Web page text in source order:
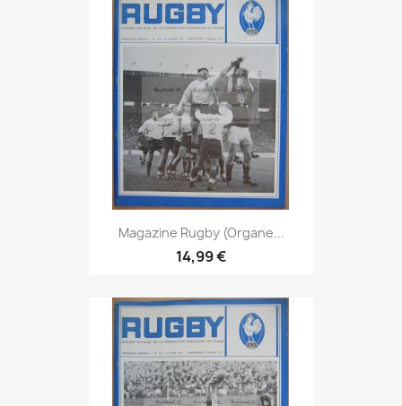
Magazine Rugby (Organe...
14,99 €